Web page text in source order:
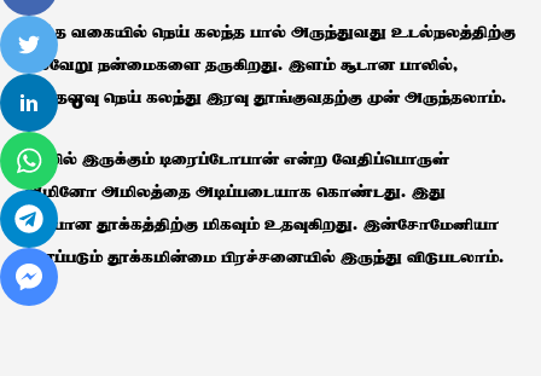
0
​அந்த வகையில் நெய் கலந்த பால் அருந்துவது உடல்நலத்திற்கு
பல்வேறு நன்மைகளை தருகிறது. இளம் சூடான பாலில்,
சிறிதளவு நெய் கலந்து இரவு தூங்குவதற்கு முன் அருந்தலாம்.
பாலில் இருக்கும் டிரைப்டோபான் என்ற வேதிப்பொருள்
அமினோ அமிலத்தை அடிப்படையாக கொண்டது. இது
சரியான தூக்கத்திற்கு மிகவும் உதவுகிறது. இன்சோமேனியா
எனப்படும் தூக்கமின்மை பிரச்சனையில் இருந்து விடுபடலாம்.